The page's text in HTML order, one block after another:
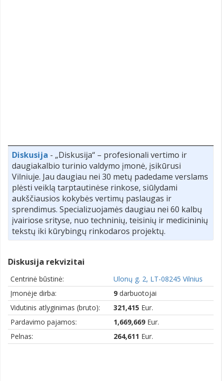
Diskusija - „Diskusija“ – profesionali vertimo ir
daugiakalbio turinio valdymo įmonė, įsikūrusi
Vilniuje. Jau daugiau nei 30 metų padedame verslams
plėsti veiklą tarptautinėse rinkose, siūlydami
aukščiausios kokybės vertimų paslaugas ir
sprendimus. Specializuojamės daugiau nei 60 kalbų
įvairiose srityse, nuo techninių, teisinių ir medicininių
tekstų iki kūrybingų rinkodaros projektų.
Diskusija rekvizitai
Centrinė būstinė:
Ulonų g. 2, LT-08245 Vilnius
Įmonėje dirba:
9 darbuotojai
Vidutinis atlyginimas (bruto):
321,415 Eur.
Pardavimo pajamos:
1,669,669 Eur.
Pelnas:
264,611 Eur.